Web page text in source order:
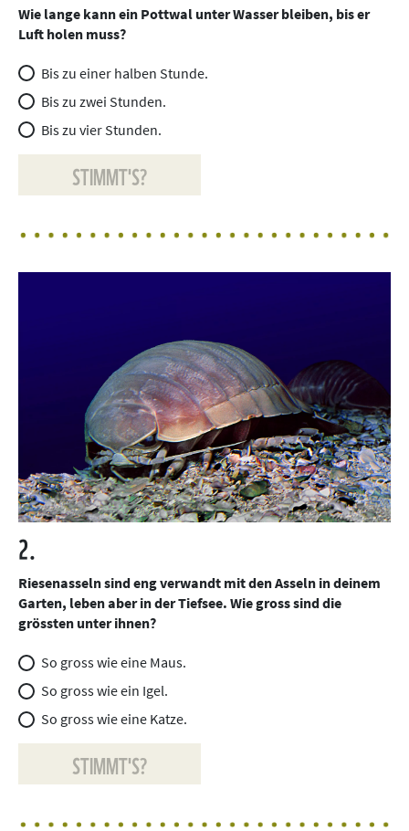
Wie lange kann ein Pottwal unter Wasser bleiben, bis er
Luft holen muss?
Bis zu einer halben Stunde.
Bis zu zwei Stunden.
Bis zu vier Stunden.
STIMMT'S?
2.
Riesenasseln sind eng verwandt mit den Asseln in deinem
Garten, leben aber in der Tiefsee. Wie gross sind die
grössten unter ihnen?
So gross wie eine Maus.
So gross wie ein Igel.
So gross wie eine Katze.
STIMMT'S?